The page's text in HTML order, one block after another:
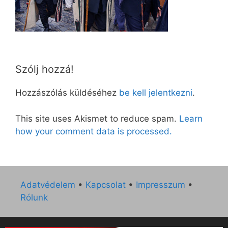
Szólj hozzá!
Hozzászólás küldéséhez be kell jelentkezni.
This site uses Akismet to reduce spam. Learn
how your comment data is processed.
Adatvédelem • Kapcsolat • Impresszum •
Rólunk